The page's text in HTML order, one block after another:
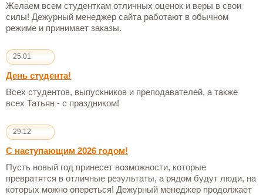
Желаем всем студенткам отличных оценок и веры в свои
силы! Дежурный менеджер сайта работают в обычном
режиме и принимает заказы.
25.01
День студента!
Всех студентов, выпускников и преподавателей, а также
всех Татьян - с праздником!
29.12
С наступающим 2026 годом!
Пусть новый год принесет возможности, которые
превратятся в отличные результаты, а рядом будут люди, на
которых можно опереться! Дежурный менеджер продолжает